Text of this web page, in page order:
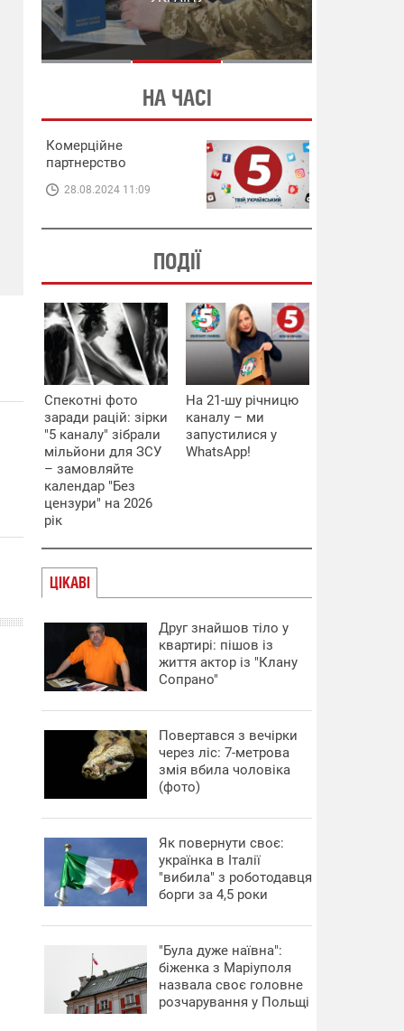
СХЕМИ В ЕНЕРГЕТИЦІ
ЕНЕРГЕТИЦІ
НА ЧАСІ
Комерційне
партнерство
28.08.2024 11:09
ПОДІЇ
Спекотні фото
заради рацій: зірки
"5 каналу" зібрали
мільйони для ЗСУ
– замовляйте
календар "Без
цензури" на 2026
рік
На 21-шу річницю
каналу – ми
запустилися у
WhatsApp!
ЦІКАВІ
Друг знайшов тіло у
квартирі: пішов із
життя актор із "Клану
Сопрано"
Повертався з вечірки
через ліс: 7-метрова
змія вбила чоловіка
(фото)
​Як повернути своє:
українка в Італії
"вибила" з роботодавця
борги за 4,5 роки
"Була дуже наївна":
біженка з Маріуполя
назвала своє головне
розчарування у Польщі